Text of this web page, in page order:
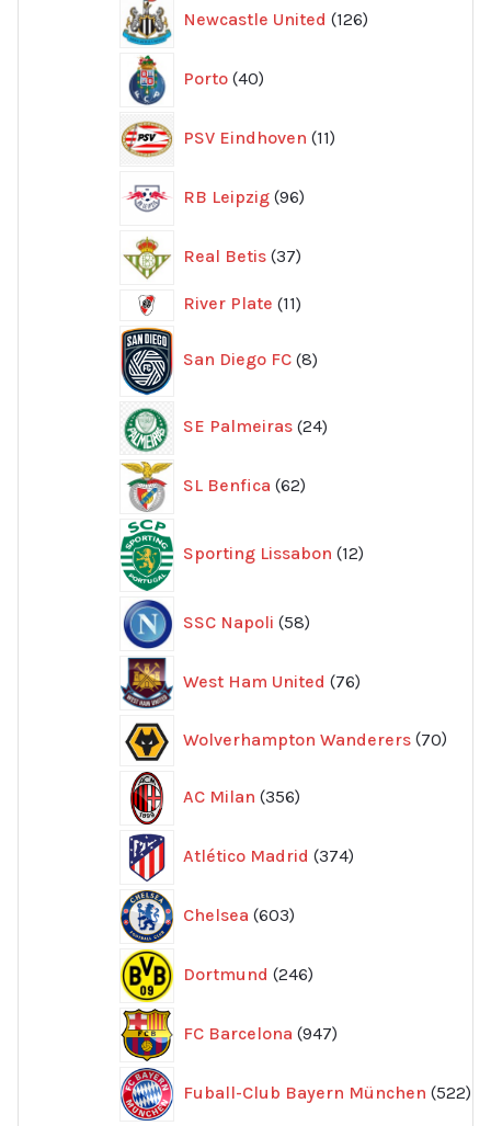
Newcastle United 126
produkter
Porto 40
produkter
PSV Eindhoven 11
produkter
RB Leipzig 96
produkter
Real Betis 37
produkter
River Plate 1111
San Diego FC 8produkter
SE Palmeiras 24
produkter
SL Benfica 62
produkter
Sporting Lissabon 12produkter
SSC Napoli 58
produkter
West Ham United 76
produkter
Wolverhampton Wanderers 70
70
AC Milan 356
produkter
Atlético Madrid 374
produkter
Chelsea 603
produkter
Dortmund 246
produkter
FC Barcelona 947
produkter
Fuball-Club Bayern München 522